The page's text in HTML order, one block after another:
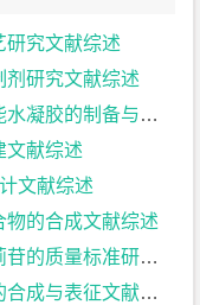
研究文献综述
剂研究文献综述
其响应性研究文献综述
文献综述
文献综述
物的合成文献综述
标准研究文献综述
与表征文献综述